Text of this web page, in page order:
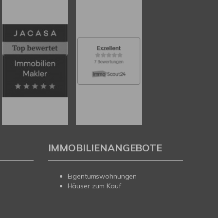
IMMOBILIENANGEBOTE
Eigentumswohnungen
Häuser zum Kauf